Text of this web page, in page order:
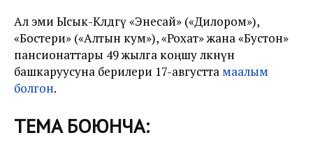
Ал эми Ысык-Көлдөгү «Энесай» («Дилором»),
«Бостери» («Алтын кум»), «Рохат» жана «Бустон»
пансионаттары 49 жылга коңшу өлкөнүн
башкаруусуна берилери 17-августта маалым
болгон.
ТЕМА БОЮНЧА: